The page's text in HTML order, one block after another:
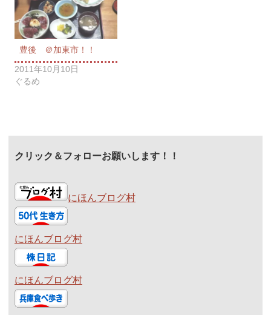
豊後 ＠加東市！！
2011年10月10日
ぐるめ
クリック＆フォローお願いします！！
にほんブログ村
にほんブログ村
にほんブログ村